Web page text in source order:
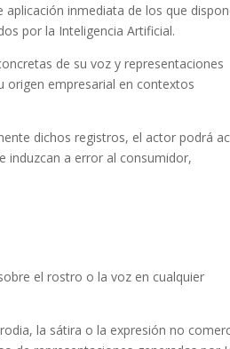
inmediata de los que
por la Inteligencia Artificial.
de su voz y representaciones
origen empresarial en contextos
dichos registros, el actor podrá
induzcan a error al consumidor,
el rostro o la voz en cualquier
la sátira o la expresión no